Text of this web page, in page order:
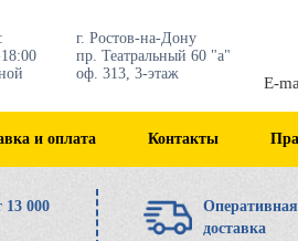
г. Ростов-на-Дону
пр. Театральный 60 "а"
оф. 313, 3-этаж
E-
и оплата Контакты
13 000
Оперативная
доставка